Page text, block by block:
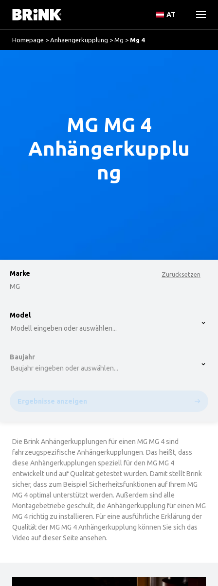
AT
Homepage > Anhaengerkupplung > Mg > Mg 4
MG MG 4
Anhängerkupplu
ng
Zurücksetzen
Marke
MG
option , selected.
Model
Modell eingeben oder auswählen...
Baujahr
Baujahr eingeben oder auswählen...
Ergebnisse anzeigen
Die Brink Anhängerkupplungen für einen MG MG 4 sind
fahrzeugspezifische Anhängerkupplungen. Das heißt, dass
diese Anhängerkupplungen speziell für den MG MG 4
entwickelt und auf Qualität getestet wurden. Damit stellt Brink
sicher, dass zum Beispiel Sicherheitsfunktionen auf Ihrem MG
MG 4 optimal unterstützt werden. Außerdem sind alle
Montagebetriebe geschult, die Anhängerkupplung für einen MG
MG 4 richtig zu installieren. Für eine ausführliche Erklärung der
Qualität der MG MG 4 Anhängerkupplung können Sie sich das
Video auf dieser Seite ansehen.